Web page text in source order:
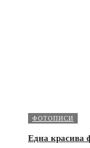
ФОТОПИСИ
Една красива